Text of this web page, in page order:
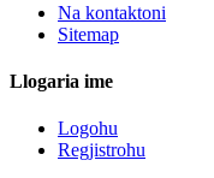
Na kontaktoni
Sitemap
Llogaria ime
Logohu
Regjistrohu